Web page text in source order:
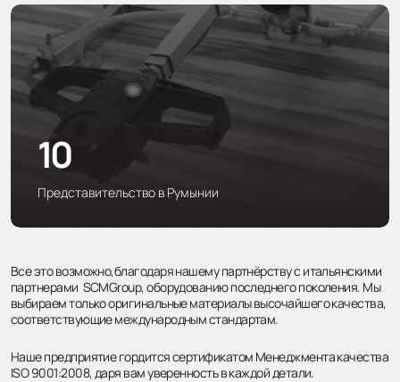
10
Представительство в Румынии
Все это возможно,благодаря нашему партнёрству с итальянскими
партнерами SCMGroup, оборудованию последнего поколения. Мы
выбираем только оригинальные материалы высочайшего качества,
соответствующие международным стандартам.
Наше предприятие гордится сертификатом Менеджмента качества
ISO 9001:2008, даря вам уверенность в каждой детали.